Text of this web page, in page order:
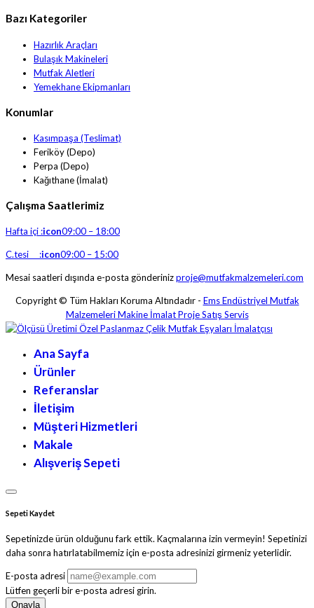
Bazı Kategoriler
Hazırlık Araçları
Bulaşık Makineleri
Mutfak Aletleri
Yemekhane Ekipmanları
Konumlar
Kasımpaşa (Teslimat)
Feriköy (Depo)
Perpa (Depo)
Kağıthane (İmalat)
Çalışma Saatlerimiz
Hafta içi :icon09:00 – 18:00
C.tesi :icon09:00 – 15:00
Mesai saatleri dışında e-posta gönderinizproje@mutfakmalzemeleri.com
Copyright © Tüm Hakları Koruma Altındadır - Ems Endüstriyel Mutfak
Malzemeleri Makine İmalat Proje Satış Servis
Ana Sayfa
Ürünler
Referanslar
İletişim
Müşteri Hizmetleri
Makale
Alışveriş Sepeti
Sepeti Kaydet
Sepetinizde ürün olduğunu fark ettik. Kaçmalarına izin vermeyin! Sepetinizi
daha sonra hatırlatabilmemiz için e-posta adresinizi girmeniz yeterlidir.
E-posta adresi
Lütfen geçerli bir e-posta adresi girin.
Onayla